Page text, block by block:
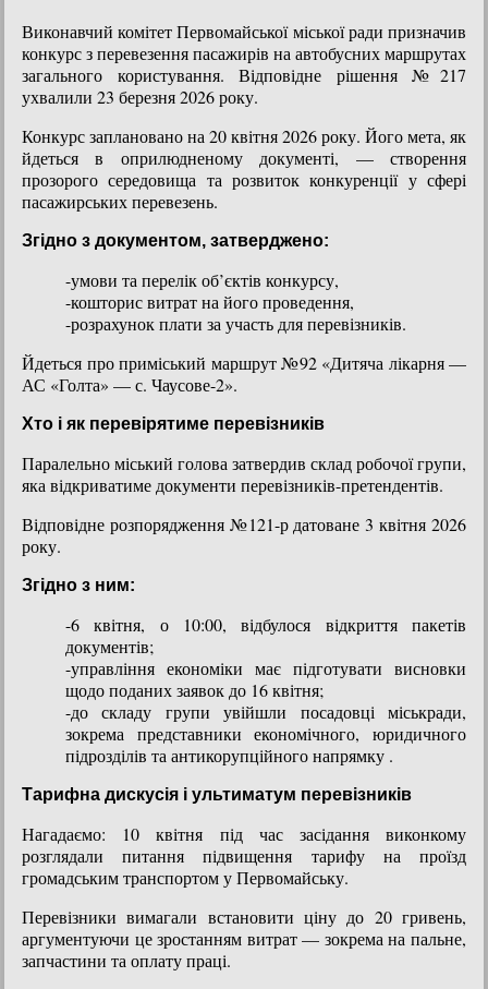
Виконавчий комітет Первомайської міської ради призначив
конкурс з перевезення пасажирів на автобусних маршрутах
загального користування. Відповідне рішення №217
ухвалили 23 березня 2026 року.
Конкурс заплановано на 20 квітня 2026 року. Його мета, як
йдеться в оприлюдненому документі, — створення
прозорого середовища та розвиток конкуренції у сфері
пасажирських перевезень.
Згідно з документом, затверджено:
-умови та перелік об’єктів конкурсу,
-кошторис витрат на його проведення,
-розрахунок плати за участь для перевізників.
Йдеться про приміський маршрут №92 «Дитяча лікарня —
АС «Голта» — с. Чаусове-2».
Хто і як перевірятиме перевізників
Паралельно міський голова затвердив склад робочої групи,
яка відкриватиме документи перевізників-претендентів.
Відповідне розпорядження №121-р датоване 3 квітня 2026
року.
Згідно з ним:
-6 квітня, о 10:00, відбулося відкриття пакетів
документів;
-управління економіки має підготувати висновки
щодо поданих заявок до 16 квітня;
-до складу групи увійшли посадовці міськради,
зокрема представники економічного, юридичного
підрозділів та антикорупційного напрямку .
Тарифна дискусія і ультиматум перевізників
Нагадаємо: 10 квітня під час засідання виконкому
розглядали питання підвищення тарифу на проїзд
громадським транспортом у Первомайську.
Перевізники вимагали встановити ціну до 20 гривень,
аргументуючи це зростанням витрат — зокрема на пальне,
запчастини та оплату праці.